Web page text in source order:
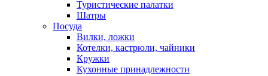
Туристические палатки
Шатры
Посуда
Вилки, ложки
Котелки, кастрюли, чайники
Кружки
Кухонные принадлежности